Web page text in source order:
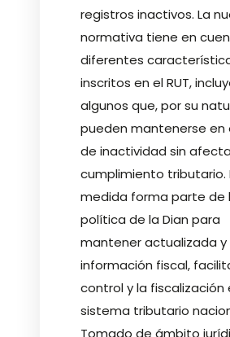
registros inactivos. La
normativa tiene en
diferentes
inscritos en el RUT,
algunos que, por su
pueden mantenerse en
de inactividad sin
cumplimiento tributario.
medida forma parte de
política de la Dian para
mantener actualizada y
información fiscal,
control y la fiscalización
sistema tributario
Tomado de ámbito